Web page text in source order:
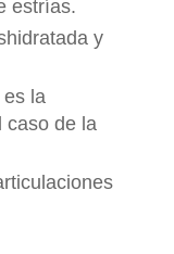
estrías.
y
la
caso de la